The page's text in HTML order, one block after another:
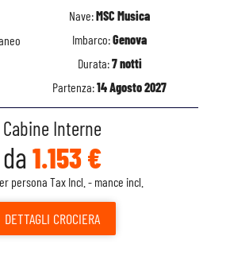
Nave:MSC Musica
Imbarco:Genova
Durata:7 notti
Partenza:14 Agosto 2027
Cabine Interne
da 1.153 €
persona Tax Incl. - mance incl.
DETTAGLI CROCIERA